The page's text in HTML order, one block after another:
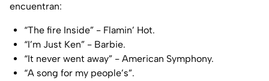
encuentran:
“The fire Inside” - Flamin’ Hot.
“I’m Just Ken” - Barbie.
“It never went away” - American Symphony.
“A song for my people’s”.